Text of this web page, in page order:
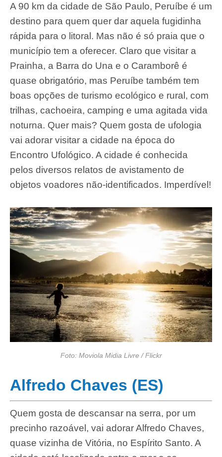
A 90 km da cidade de São Paulo, Peruíbe é um
destino para quem quer dar aquela fugidinha
rápida para o litoral. Mas não é só praia que o
município tem a oferecer. Claro que visitar a
Prainha, a Barra do Una e o Caramborê é
quase obrigatório, mas Peruíbe também tem
boas opções de turismo ecológico e rural, com
trilhas, cachoeira, camping e uma agitada vida
noturna. Quer mais? Quem gosta de ufologia
vai adorar visitar a cidade na época do
Encontro Ufológico. A cidade é conhecida
pelos diversos relatos de avistamento de
objetos voadores não-identificados. Imperdível!
Foto: Moviola Midia Livre / Flickr
Alfredo Chaves (ES)
Quem gosta de descansar na serra, por um
precinho razoável, vai adorar Alfredo Chaves,
quase vizinha de Vitória, no Espírito Santo. A